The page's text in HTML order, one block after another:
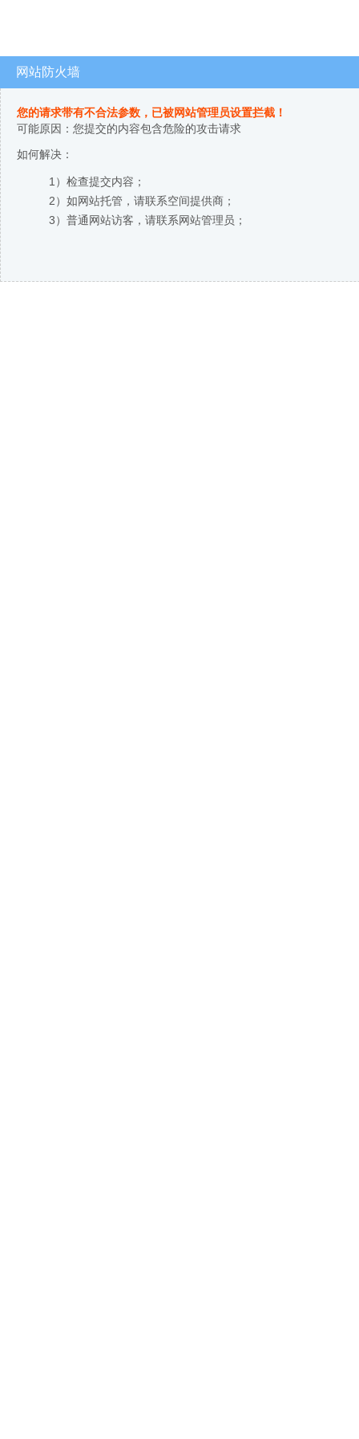
网站防火墙
您的请求带有不合法参数，已被网站管理员设置拦截！
可能原因：您提交的内容包含危险的攻击请求
如何解决：
1）检查提交内容；
2）如网站托管，请联系空间提供商；
3）普通网站访客，请联系网站管理员；